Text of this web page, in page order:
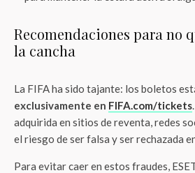
Recomendaciones para no
la cancha
La FIFA ha sido tajante: los boletos
exclusivamente en FIFA.com/tickets
adquirida en sitios de reventa, redes
el riesgo de ser falsa y ser rechazada
Para evitar caer en estos fraudes,